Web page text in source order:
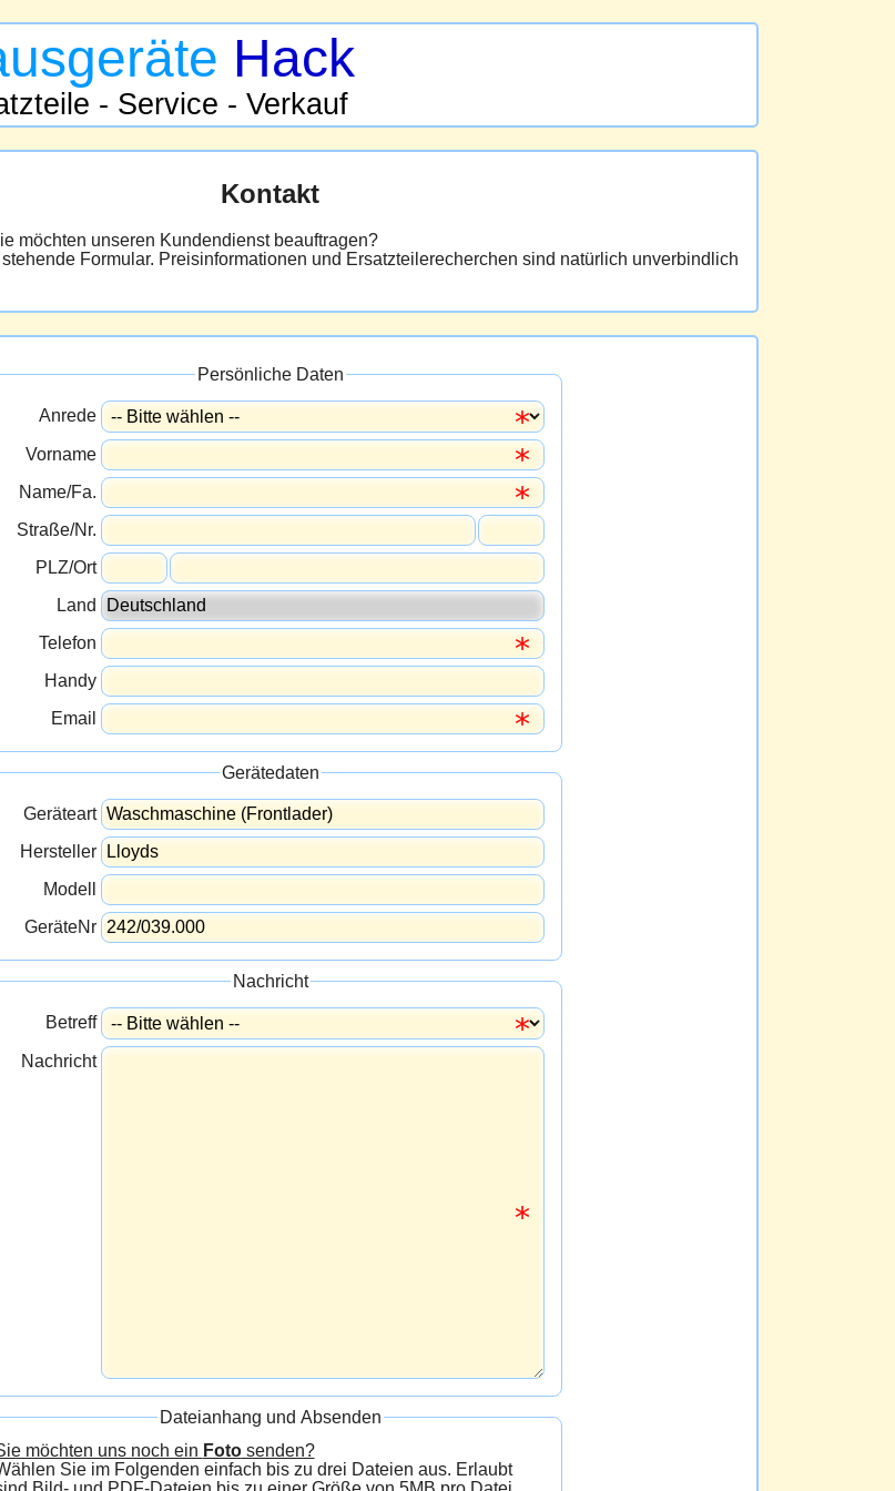
Hack
- Service - Verkauf
Kontakt
möchten unseren Kundendienst beauftragen?
Formular. Preisinformationen und Ersatzteilerecherchen sind natürlich unverbindlich
Persönliche Daten
Anrede
Vorname
Name/Fa.
Straße/Nr.
PLZ/Ort
Land
Telefon
Handy
Email
Gerätedaten
Geräteart
Hersteller
Modell
GeräteNr
Nachricht
Betreff
Nachricht
Dateianhang und Absenden
möchten uns noch ein Fotosenden?
Sie im Folgenden einfach bis zu drei Dateien aus. Erlaubt